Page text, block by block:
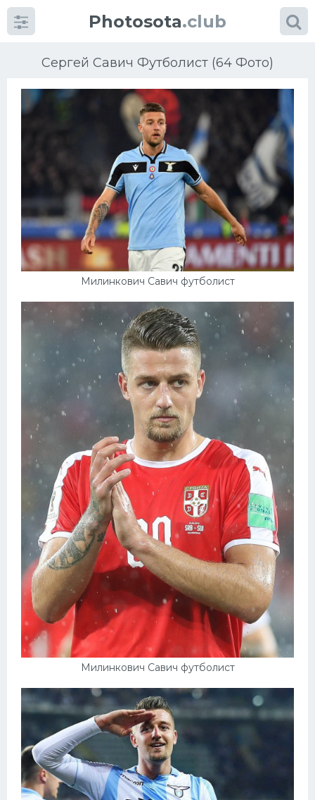
Photosota.club
Сергей Савич Футболист (64 Фото)
Милинкович Савич футболист
Милинкович Савич футболист
КатегорииФото
Еще картинки...
Футбол
Баскетбол
Велогонки
Конькобежный спорт
Тренажеры
Интерьер квартиры